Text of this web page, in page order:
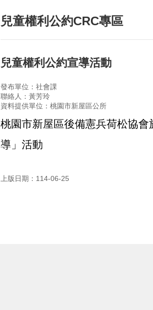
兒童權利公約CRC專區
兒童權利公約宣導活動
發布單位：社會課
聯絡人：黃芳玲
資料提供單位：桃園市新屋區公所
桃園市新屋區後備憲兵荷松協
導」活動
上版日期：114-06-25